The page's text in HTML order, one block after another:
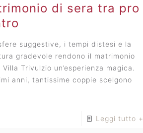
di sera tra pro
suggestive, i tempi distesi e la
gradevole rendono il matrimonio
Trivulzio un’esperienza magica.
anni, tantissime coppie scelgono
Leggi tutto +